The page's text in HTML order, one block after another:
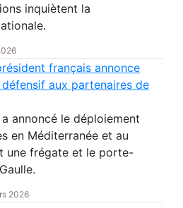
inquiètent la
français annonce
aux partenaires de
annoncé le déploiement
en Méditerranée et au
une frégate et le porte-
2026